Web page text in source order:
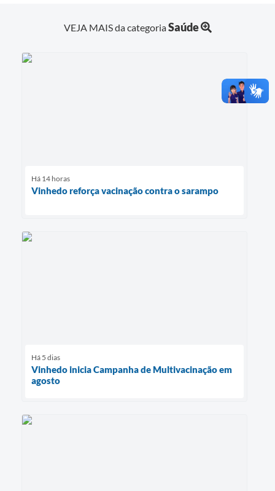
VEJA MAIS da categoriaSaúde
Há 14 horas
Vinhedo reforça vacinação contra o sarampo
Há 5 dias
Vinhedo inicia Campanha de Multivacinação em
agosto